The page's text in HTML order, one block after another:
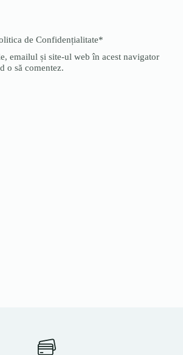
de Confidențialitate*
emailul și site-ul web în acest navigator
o să comentez.